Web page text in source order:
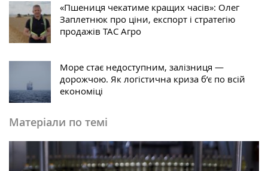
«Пшениця чекатиме кращих часів»: Олег
Заплетнюк про ціни, експорт і стратегію
продажів ТАС Агро
Море стає недоступним, залізниця —
дорожчою. Як логістична криза б’є по всій
економіці
Матеріали по темі